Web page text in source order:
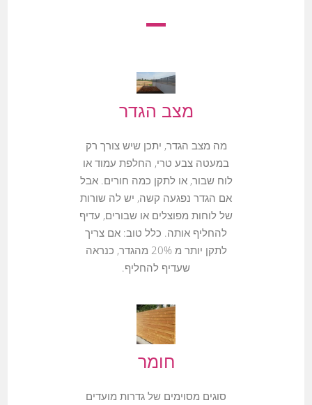
מצב הגדר
מה מצב הגדר, יתכן שיש צורך רק
במעטה צבע טרי, החלפת עמוד או
לוח שבור, או לתקן כמה חורים. אבל
אם הגדר נפגעה קשה, יש לה שורות
של לוחות מפוצלים או שבורים, עדיף
להחליף אותה. כלל טוב: אם צריך
לתקן יותר מ 20% מהגדר, כנראה
שעדיף להחליף.
חומר
סוגים מסוימים של גדרות מועדים